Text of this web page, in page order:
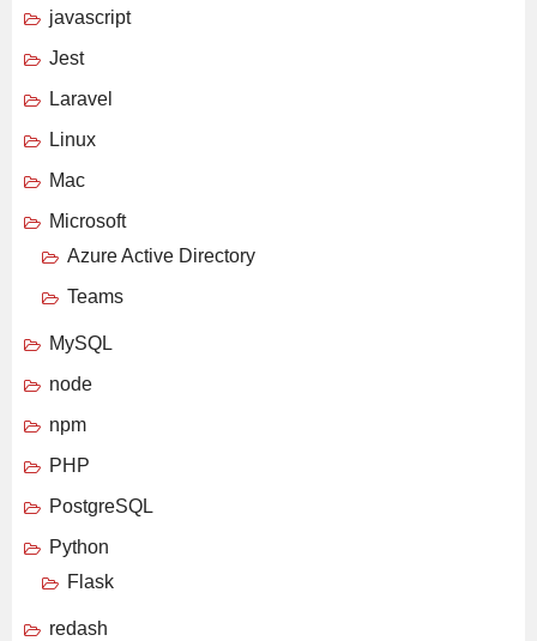
javascript
Jest
Laravel
Linux
Mac
Microsoft
Azure Active Directory
Teams
MySQL
node
npm
PHP
PostgreSQL
Python
Flask
redash